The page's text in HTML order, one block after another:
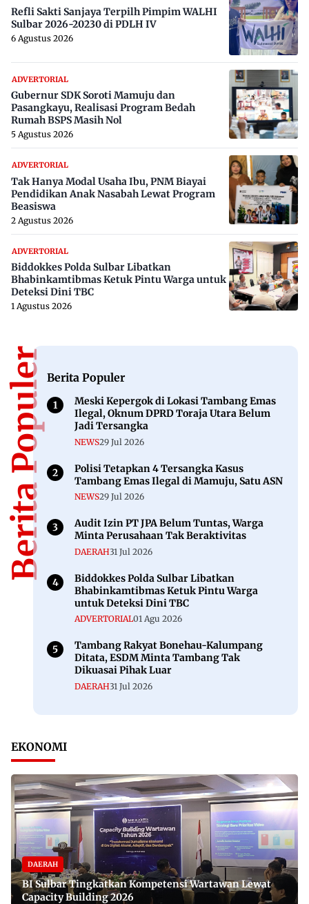
Refli Sakti Sanjaya Terpilh Pimpim WALHI
Sulbar 2026-20230 di PDLH IV
6 Agustus 2026
ADVERTORIAL
Gubernur SDK Soroti Mamuju dan
Pasangkayu, Realisasi Program Bedah
Rumah BSPS Masih Nol
5 Agustus 2026
ADVERTORIAL
Tak Hanya Modal Usaha Ibu, PNM Biayai
Pendidikan Anak Nasabah Lewat Program
Beasiswa
2 Agustus 2026
ADVERTORIAL
Biddokkes Polda Sulbar Libatkan
Bhabinkamtibmas Ketuk Pintu Warga untuk
Deteksi Dini TBC
1 Agustus 2026
Berita PopulerBerita Populer
Meski Kepergok di Lokasi Tambang Emas
Ilegal, Oknum DPRD Toraja Utara Belum
Jadi Tersangka
NEWS29 Jul 2026
Polisi Tetapkan 4 Tersangka Kasus
Tambang Emas Ilegal di Mamuju, Satu ASN
NEWS29 Jul 2026
Audit Izin PT JPA Belum Tuntas, Warga
Minta Perusahaan Tak Beraktivitas
DAERAH31 Jul 2026
Biddokkes Polda Sulbar Libatkan
Bhabinkamtibmas Ketuk Pintu Warga
untuk Deteksi Dini TBC
ADVERTORIAL01 Agu 2026
Tambang Rakyat Bonehau-Kalumpang
Ditata, ESDM Minta Tambang Tak
Dikuasai Pihak Luar
DAERAH31 Jul 2026
EKONOMI
DAERAH
BI Sulbar Tingkatkan Kompetensi Wartawan Lewat
Capacity Building 2026